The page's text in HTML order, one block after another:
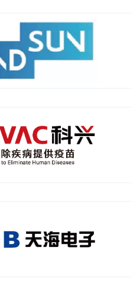
制品有限公司
约「生物制药公司」
股份有限公司